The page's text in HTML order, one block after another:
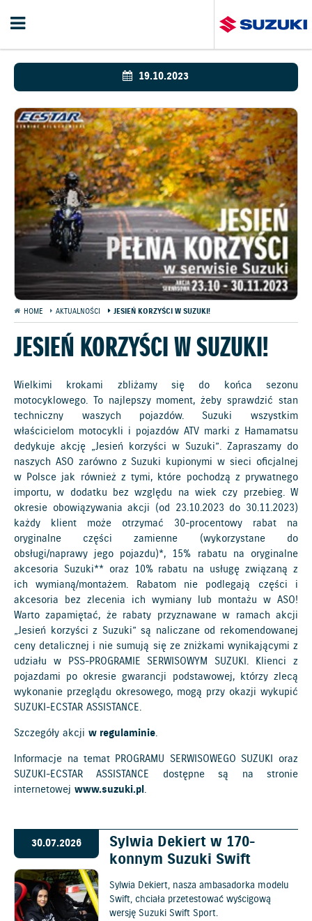
19.10.2023
HOME AKTUALNOŚCI JESIEŃ KORZYŚCI W SUZUKI!
JESIEŃ KORZYŚCI W SUZUKI!
Wielkimi krokami zbliżamy się do końca sezonu
motocyklowego. To najlepszy moment, żeby sprawdzić stan
techniczny waszych pojazdów. Suzuki wszystkim
właścicielom motocykli i pojazdów ATV marki z Hamamatsu
dedykuje akcję „Jesień korzyści w Suzuki”. Zapraszamy do
naszych ASO zarówno z Suzuki kupionymi w sieci oficjalnej
w Polsce jak również z tymi, które pochodzą z prywatnego
importu, w dodatku bez względu na wiek czy przebieg. W
okresie obowiązywania akcji (od 23.10.2023 do 30.11.2023)
każdy klient może otrzymać 30-procentowy rabat na
oryginalne części zamienne (wykorzystane do
obsługi/naprawy jego pojazdu)*, 15% rabatu na oryginalne
akcesoria Suzuki** oraz 10% rabatu na usługę związaną z
ich wymianą/montażem. Rabatom nie podlegają części i
akcesoria bez zlecenia ich wymiany lub montażu w ASO!
Warto zapamiętać, że rabaty przyznawane w ramach akcji
„Jesień korzyści z Suzuki” są naliczane od rekomendowanej
ceny detalicznej i nie sumują się ze zniżkami wynikającymi z
udziału w PSS-PROGRAMIE SERWISOWYM SUZUKI. Klienci z
pojazdami po okresie gwarancji podstawowej, którzy zlecą
wykonanie przeglądu okresowego, mogą przy okazji wykupić
SUZUKI-ECSTAR ASSISTANCE.
Szczegóły akcjiw regulaminie.
Informacje na temat PROGRAMU SERWISOWEGO SUZUKI oraz
SUZUKI-ECSTAR ASSISTANCE dostępne są na stronie
internetowejwww.suzuki.pl.
30.07.2026
Sylwia Dekiert w 170-
konnym Suzuki Swift
Sylwia Dekiert, nasza ambasadorka modelu
Swift, chciała przetestować wyścigową
wersję Suzuki Swift Sport.